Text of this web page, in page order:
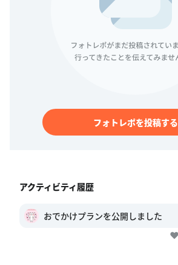
フォトレポを投稿する
アクティビティ履歴
おでかけプランを公開しました